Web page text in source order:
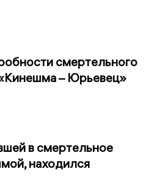
смертельного
– Юрьевец»
в смертельное
находился